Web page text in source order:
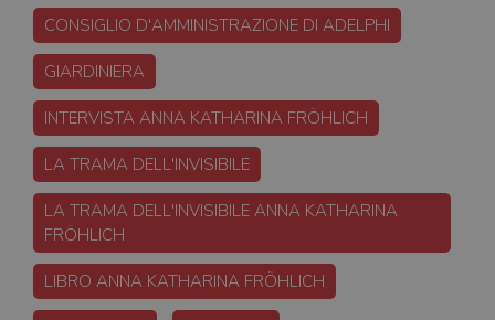
CONSIGLIO D'AMMINISTRAZIONE DI ADELPHI
GIARDINIERA
INTERVISTA ANNA KATHARINA FRÖHLICH
LA TRAMA DELL'INVISIBILE
LA TRAMA DELL'INVISIBILE ANNA KATHARINA
FRÖHLICH
LIBRO ANNA KATHARINA FRÖHLICH